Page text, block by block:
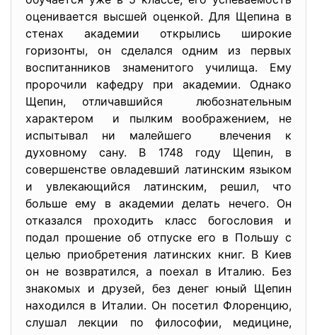
оценивается высшей оценкой. Для Щепина в
стенах академии открылись широкие
горизонты, он сделался одним из первых
воспитанников знаменитого училища. Ему
пророчили кафедру при академии. Однако
Щепин, отличавшийся любознательным
характером и пылким воображением, не
испытывал ни малейшего влечения к
духовному сану. В 1748 году Щепин, в
совершенстве овладевший латинским языком
и увлекающийся латинским, решил, что
больше ему в академии делать нечего. Он
отказался проходить класс богословия и
подал прошение об отпуске его в Польшу с
целью приобретения латинских книг. В Киев
он не возвратился, а поехал в Италию. Без
знакомых и друзей, без денег юный Щепин
находился в Италии. Он посетил Флоренцию,
слушал лекции по философии, медицине,